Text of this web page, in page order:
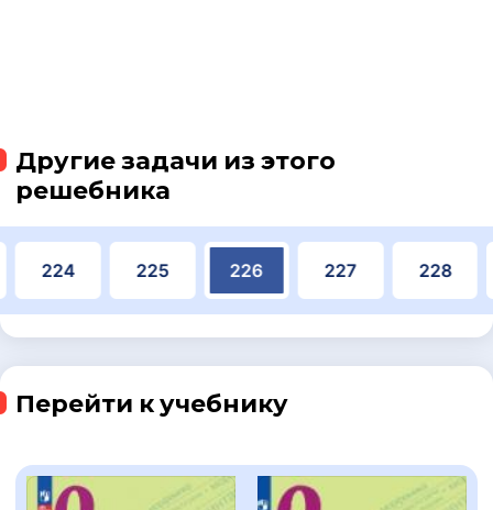
Другие задачи из этого
решебника
224 225 226 227 228
Перейти к учебнику